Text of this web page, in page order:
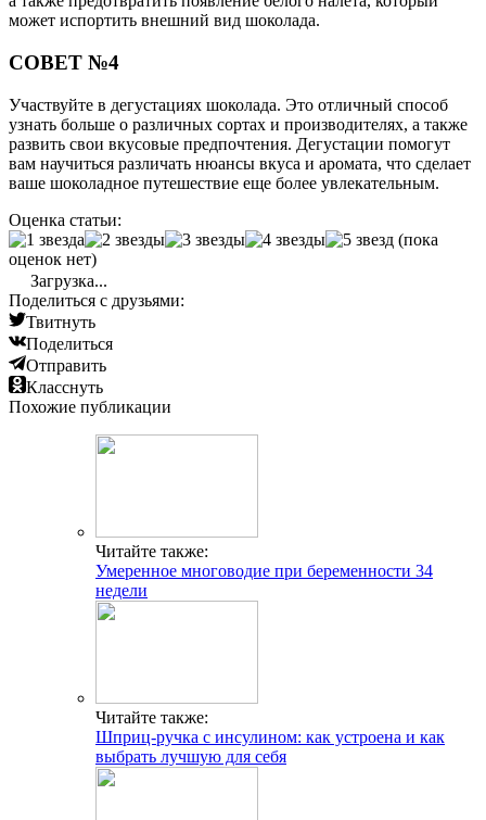
может испортить внешний вид шоколада.
СОВЕТ №4
Участвуйте в дегустациях шоколада. Это отличный способ
узнать больше о различных сортах и производителях, а также
развить свои вкусовые предпочтения. Дегустации помогут
вам научиться различать нюансы вкуса и аромата, что сделает
ваше шоколадное путешествие еще более увлекательным.
Оценка статьи:
(пока
оценок нет)
Загрузка...
Поделиться с друзьями:
Твитнуть
Поделиться
Отправить
Класснуть
Похожие публикации
Читайте также:
Умеренное многоводие при беременности 34
недели
Читайте также:
Шприц-ручка с инсулином: как устроена и как
выбрать лучшую для себя